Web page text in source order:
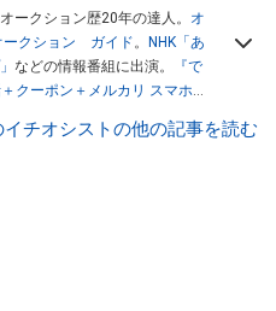
ークション歴20年の達人。 オ
ークション ガイド。
NHK「あ
などの情報番組に出演。
『で
クーポン＋メルカリ スマホで
！』（翔泳社刊） ほか著書多
イチオシストの他の記事を読む